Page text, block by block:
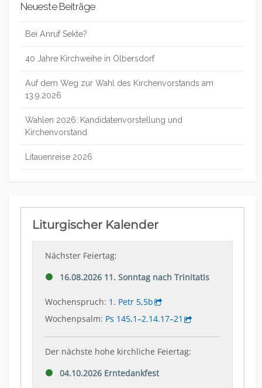
Neueste Beiträge
Bei Anruf Sekte?
40 Jahre Kirchweihe in Olbersdorf
Auf dem Weg zur Wahl des Kirchenvorstands am
13.9.2026
Wahlen 2026: Kandidatenvorstellung und
Kirchenvorstand
Litauenreise 2026